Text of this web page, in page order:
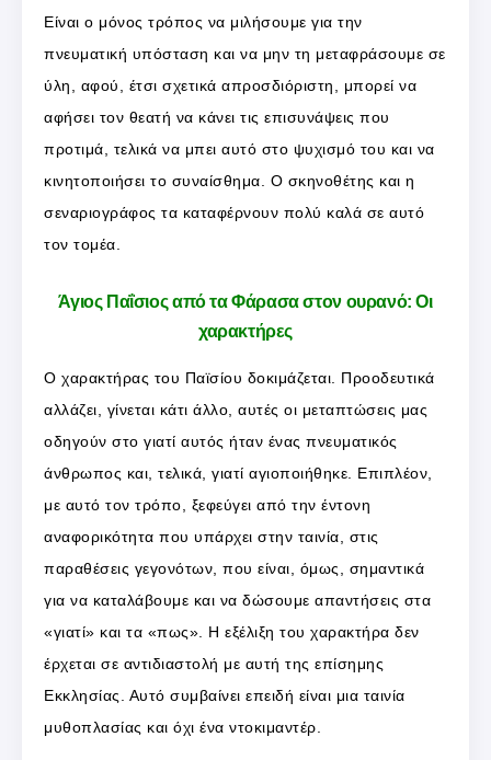
Είναι ο μόνος τρόπος να μιλήσουμε για την
πνευματική υπόσταση και να μην τη μεταφράσουμε σε
ύλη, αφού, έτσι σχετικά απροσδιόριστη, μπορεί να
αφήσει τον θεατή να κάνει τις επισυνάψεις που
προτιμά, τελικά να μπει αυτό στο ψυχισμό του και να
κινητοποιήσει το συναίσθημα. Ο σκηνοθέτης και η
σεναριογράφος τα καταφέρνουν πολύ καλά σε αυτό
τον τομέα.
Άγιος Παΐσιος από τα Φάρασα στον ουρανό: Οι
χαρακτήρες
Ο χαρακτήρας του Παϊσίου δοκιμάζεται. Προοδευτικά
αλλάζει, γίνεται κάτι άλλο, αυτές οι μεταπτώσεις μας
οδηγούν στο γιατί αυτός ήταν ένας πνευματικός
άνθρωπος και, τελικά, γιατί αγιοποιήθηκε. Επιπλέον,
με αυτό τον τρόπο, ξεφεύγει από την έντονη
αναφορικότητα που υπάρχει στην ταινία, στις
παραθέσεις γεγονότων, που είναι, όμως, σημαντικά
για να καταλάβουμε και να δώσουμε απαντήσεις στα
«γιατί» και τα «πως». Η εξέλιξη του χαρακτήρα δεν
έρχεται σε αντιδιαστολή με αυτή της επίσημης
Εκκλησίας. Αυτό συμβαίνει επειδή είναι μια ταινία
μυθοπλασίας και όχι ένα ντοκιμαντέρ.